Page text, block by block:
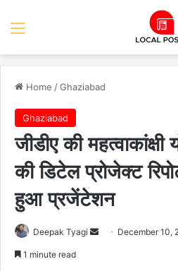
Menu
Home /Ghaziabad
Ghaziabad
जीडीए की महत्वाकांक्षी
की डिटेल प्रोजेक्ट
हुआ प्रजेंटेशन
Deepak Tyagi
Send December 10,
1 minute read